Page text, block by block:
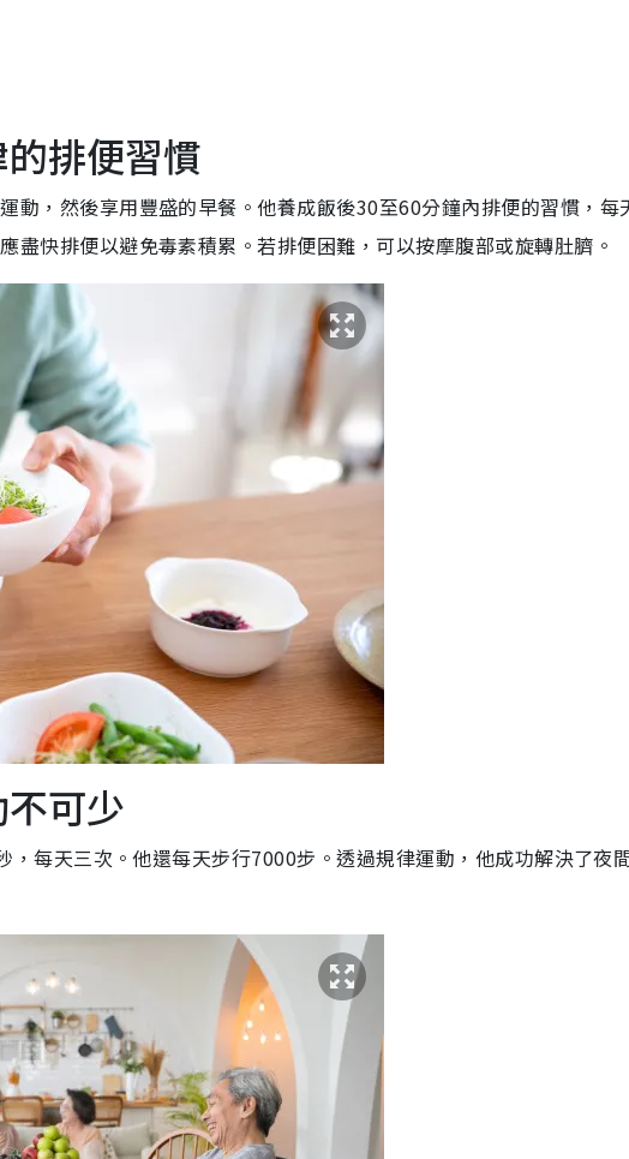
排便習慣
動，然後享用豐盛的早餐。他養成飯後30至60分鐘內排便的習慣，每
盡快排便以避免毒素積累。若排便困難，可以按摩腹部或旋轉肚臍。
可少
，每天三次。他還每天步行7000步。透過規律運動，他成功解決了夜